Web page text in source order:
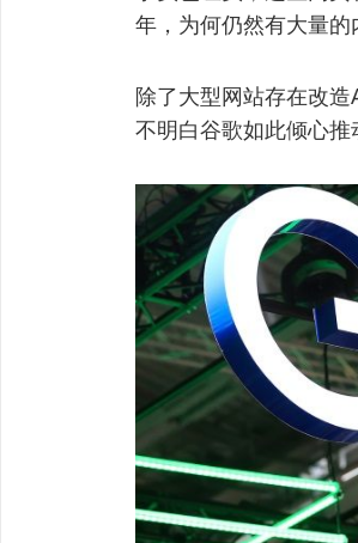
年，为何仍然有大量
除了大型网站存在改
不明白谷歌如此倾心推